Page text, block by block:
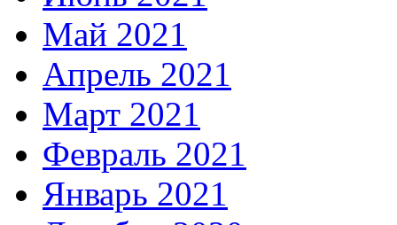
Май 2021
Апрель 2021
Март 2021
Февраль 2021
Январь 2021